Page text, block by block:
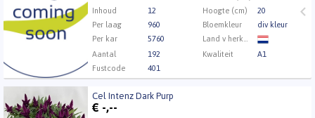
Inhoud
12 Hoogte (cm)
20
Per laag
960 Bloemkleur
div kleur
Per kar
5760
Aantal
192 Kwaliteit
A1
Fustcode
401
Kweker
Perry van der Valk
Cel Intenz Dark Purp
€ -,--
Cel Intenz Dark Purp